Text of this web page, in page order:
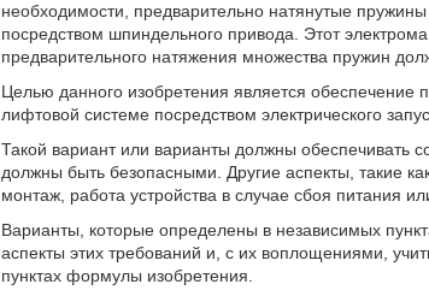
необходимости, предварительно натянутые
посредством шпиндельного привода. Этот
предварительного натяжения множества пружин
Целью данного изобретения является обеспечение
лифтовой системе посредством электрического
Такой вариант или варианты должны
должны быть безопасными. Другие аспекты, такие
монтаж, работа устройства в случае сбоя питания
Варианты, которые определены в независимых
аспекты этих требований и, с их воплощениями,
пунктах формулы изобретения.